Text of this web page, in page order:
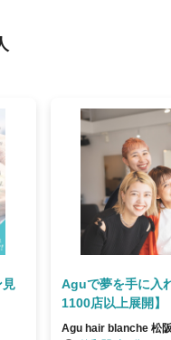
見
Aguで夢を手に入
1100店以上展開】
Agu hair blanche 松